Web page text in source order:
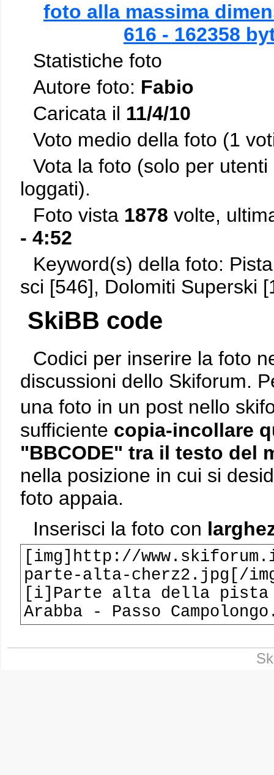
foto alla massima
616 - 162358
Statistiche foto
Autore foto: Fabio
Caricata il 11/4/10
Voto medio della foto (1
Vota la foto (solo per
loggati).
Foto vista 1878 volte,
- 4:52
Keyword(s) della foto: Pista
sci [546], Dolomiti Superski
SkiBB code
Codici per inserire la foto
discussioni dello Skiforum.
una foto in un post nello
sufficiente copia-incollare
"BBCODE" tra il testo del
nella posizione in cui si
foto appaia.
Inserisci la foto con
[img]http://
parte-alta-cherz2.jpg[/
[i]Parte alta della pista
Arabba - Passo